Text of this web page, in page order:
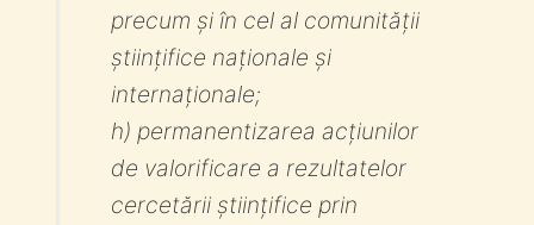
precum și în cel al comunității
științifice naționale și
internaționale;
h) permanentizarea acțiunilor
de valorificare a rezultatelor
cercetării științifice prin